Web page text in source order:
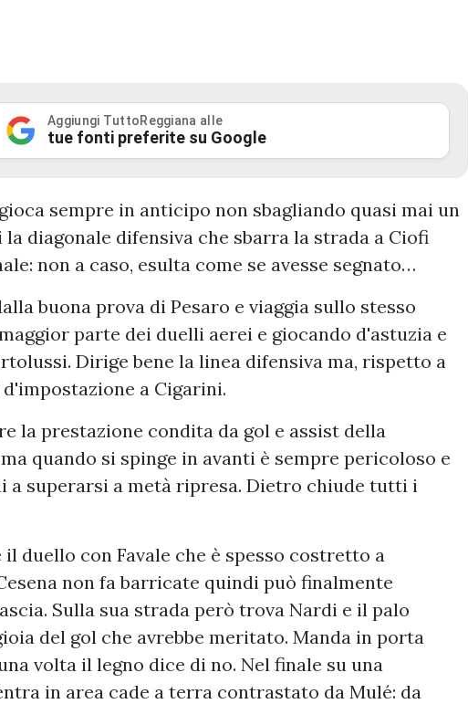
Aggiungi TuttoReggiana alle
tue fonti preferite su Google
sempre in anticipo non sbagliando quasi mai un
diagonale difensiva che sbarra la strada a Ciofi
non a caso, esulta come se avesse segnato…
buona prova di Pesaro e viaggia sullo stesso
parte dei duelli aerei e giocando d'astuzia e
Dirige bene la linea difensiva ma, rispetto a
a Cigarini.
la prestazione condita da gol e assist della
quando si spinge in avanti è sempre pericoloso e
a superarsi a metà ripresa. Dietro chiude tutti i
il duello con Favale che è spesso costretto a
non fa barricate quindi può finalmente
Sulla sua strada però trova Nardi e il palo
del gol che avrebbe meritato. Manda in porta
volta il legno dice di no. Nel finale su una
in area cade a terra contrastato da Mulé: da